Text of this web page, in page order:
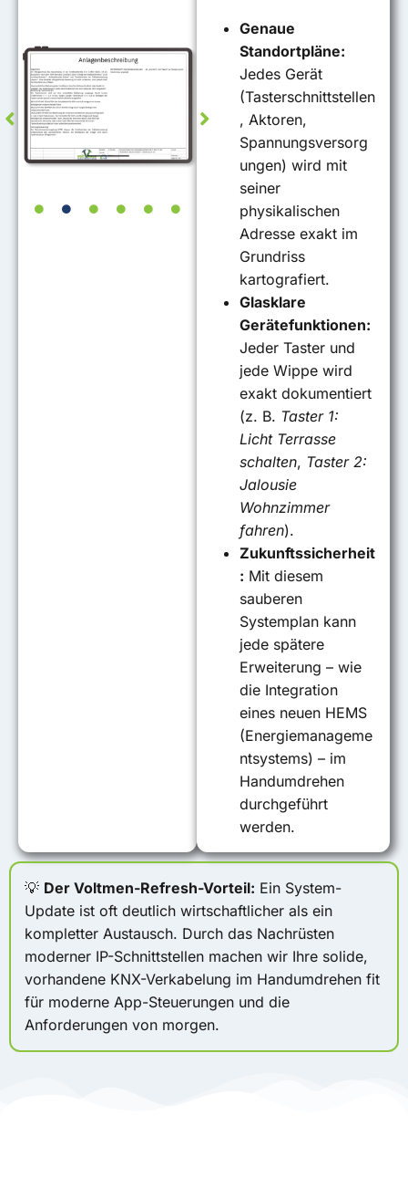
Genaue
Standortpläne:
Jedes Gerät
(Tasterschnittstellen
, Aktoren,
Spannungsversorg
ungen) wird mit
seiner
physikalischen
Adresse exakt im
Grundriss
kartografiert.
Glasklare
Gerätefunktionen:
Jeder Taster und
jede Wippe wird
exakt dokumentiert
(z. B. Taster 1:
Licht Terrasse
schalten, Taster 2:
Jalousie
Wohnzimmer
fahren).
Zukunftssicherheit
: Mit diesem
sauberen
Systemplan kann
jede spätere
Erweiterung – wie
die Integration
eines neuen HEMS
(Energiemanageme
ntsystems) – im
Handumdrehen
durchgeführt
werden.
💡 Der Voltmen-Refresh-Vorteil: Ein System-
Update ist oft deutlich wirtschaftlicher als ein
kompletter Austausch. Durch das Nachrüsten
moderner IP-Schnittstellen machen wir Ihre solide,
vorhandene KNX-Verkabelung im Handumdrehen fit
für moderne App-Steuerungen und die
Anforderungen von morgen.